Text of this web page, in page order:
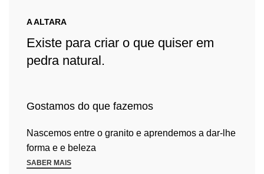
A ALTARA
Existe para criar o que quiser em
pedra natural.
Gostamos do que fazemos
Nascemos entre o granito e aprendemos a dar-lhe
forma e e beleza
SABER MAIS